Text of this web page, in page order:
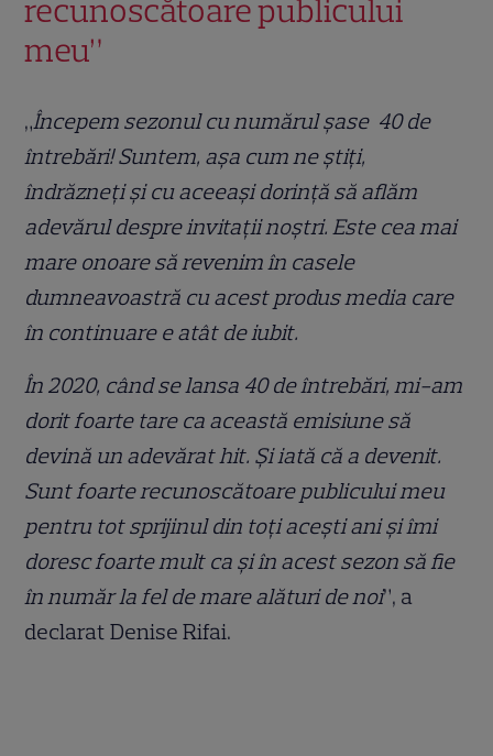
recunoscătoare publicului
meu”
„Începem sezonul cu numărul șase 40 de
întrebări! Suntem, așa cum ne știți,
îndrăzneți și cu aceeași dorință să aflăm
adevărul despre invitații noștri. Este cea mai
mare onoare să revenim în casele
dumneavoastră cu acest produs media care
în continuare e atât de iubit.
În 2020, când se lansa 40 de întrebări, mi-am
dorit foarte tare ca această emisiune să
devină un adevărat hit. Și iată că a devenit.
Sunt foarte recunoscătoare publicului meu
pentru tot sprijinul din toți acești ani și îmi
doresc foarte mult ca și în acest sezon să fie
în număr la fel de mare alături de noi”, a
declarat Denise Rifai.